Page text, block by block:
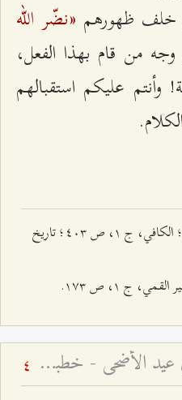
خلف ظهورهم «نضّر الله
من قام بهذا الفعل،
وأنتم عليكم استقبالهم
. تفسير القمي، ج ۱، ص ۱۷٣؛ الكافي، ج ۱، ص ٤۰٣؛ تاريخ
شرح خطبة رسول الله في عيد الأضحى - خطبة عيد الأضحى السعيد 4